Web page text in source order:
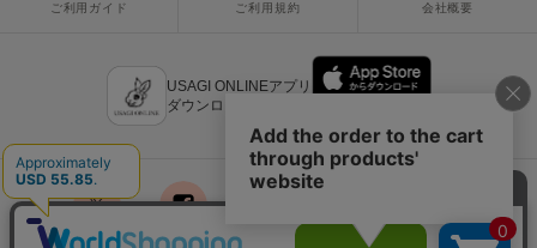
パトリック
Philly chocolate
フィリーチョコレート
ご利用ガイド ご利用規約 会社概要
USAGI ONLINEアプリ
ダウンロードはこちら
x facebook LINE mail